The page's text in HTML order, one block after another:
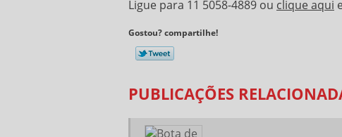
Ligue para 11 5058-4889 ou clique aqui
Gostou? compartilhe!
PUBLICAÇÕES